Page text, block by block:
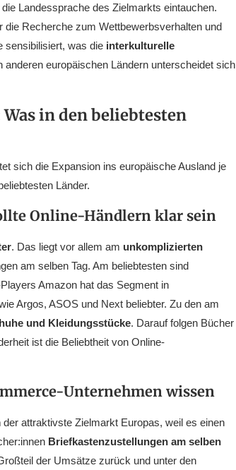
die Landessprache des Zielmarkts eintauchen.
Recherche zum Wettbewerbsverhalten und
sensibilisiert, was die interkulturelle
europäischen Ländern unterscheidet sich
in den beliebtesten
sich die Expansion ins europäische Ausland je
Länder.
Online-Händlern klar sein
. Das liegt vor allem am unkomplizierten
am selben Tag. Am beliebtesten sind
Amazon hat das Segment in
Argos, ASOS und Next beliebter. Zu den am
und Kleidungsstücke. Darauf folgen Bücher
ist die Beliebtheit von Online-
Unternehmen wissen
attraktivste Zielmarkt Europas, weil es einen
Briefkastenzustellungen am selben
der Umsätze zurück und unter den